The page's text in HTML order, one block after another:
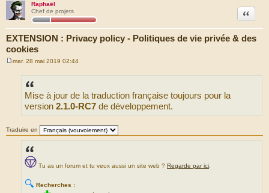
Raphaël
Chef de projets
EXTENSION : Privacy policy - Politiques de vie privée & des
cookies
Citation
mar. 28 mai 2019 02:44
Mise à jour de la traduction française toujours pour la
version 2.1.0-RC7 de développement.
Traduire en
Tu as un forum et tu veux aussi un site web ? Regarde par ici
🔍 Recherches :